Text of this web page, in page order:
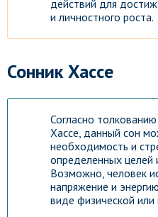
действий для
и личностного роста.
Сонник Хассе
Согласно
Хассе, данный сон
необходимость и
определенных целей
Возможно, человек
напряжение и
виде физической или